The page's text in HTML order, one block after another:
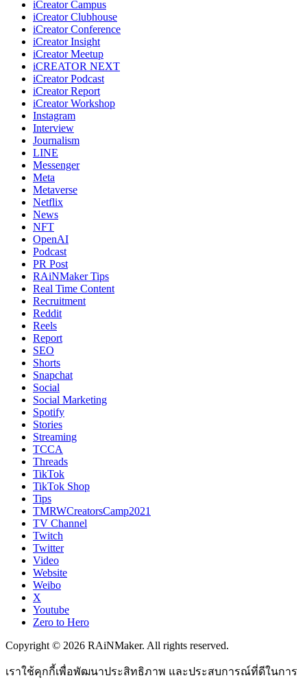
iCreator Campus
iCreator Clubhouse
iCreator Conference
iCreator Insight
iCreator Meetup
iCREATOR NEXT
iCreator Podcast
iCreator Report
iCreator Workshop
Instagram
Interview
Journalism
LINE
Messenger
Meta
Metaverse
Netflix
News
NFT
OpenAI
Podcast
PR Post
RAiNMaker Tips
Real Time Content
Recruitment
Reddit
Reels
Report
SEO
Shorts
Snapchat
Social
Social Marketing
Spotify
Stories
Streaming
TCCA
Threads
TikTok
TikTok Shop
Tips
TMRWCreatorsCamp2021
TV Channel
Twitch
Twitter
Video
Website
Weibo
X
Youtube
Zero to Hero
Copyright © 2026 RAiNMaker. All rights reserved.
เราใช้คุกกี้เพื่อพัฒนาประสิทธิภาพ และประสบการณ์ที่ดีในการ